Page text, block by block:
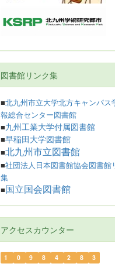
図書館リンク集
■北九州市立大学北方キャンパス
報総合センター図書館
■九州工業大学付属図書館
■早稲田大学図書館
■北九州市立図書館
■社団法人日本図書館協会図書館
集
■ 国立国会図書館
アクセスカウンター
1 0 9 8 4 2 8 3